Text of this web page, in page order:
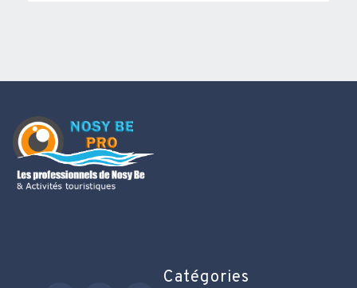
Catégories